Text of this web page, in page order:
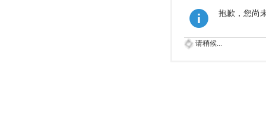
抱歉，您尚
请稍候...